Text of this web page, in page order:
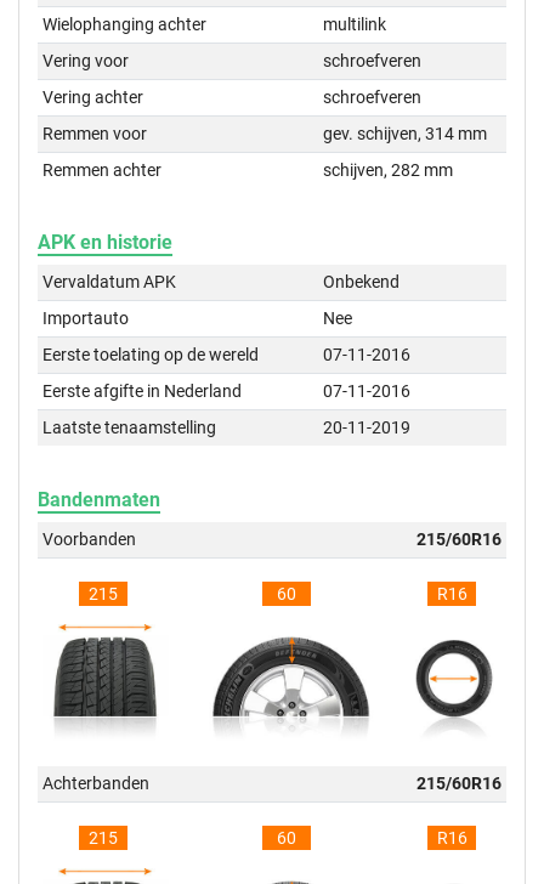
Wielophanging achter
multilink
Vering voor
schroefveren
Vering achter
schroefveren
Remmen voor
gev. schijven, 314 mm
Remmen achter
schijven, 282 mm
APK en historie
Vervaldatum APK
Onbekend
Importauto
Nee
Eerste toelating op de wereld
07-11-2016
Eerste afgifte in Nederland
07-11-2016
Laatste tenaamstelling
20-11-2019
Bandenmaten
Voorbanden 215/60R16
215 60 R16
Achterbanden 215/60R16
215 60 R16